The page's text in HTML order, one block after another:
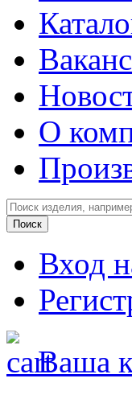
О
Вход
Ваша